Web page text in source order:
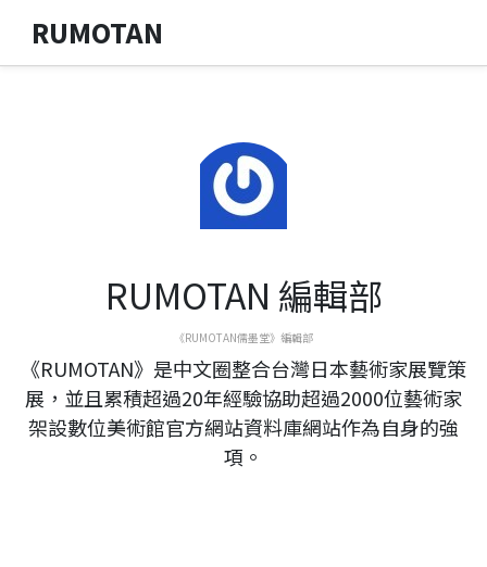
RUMOTAN
RUMOTAN 編輯部
《RUMOTAN儒墨堂》編輯部
《RUMOTAN》是中文圈整合台灣日本藝術家展覽策
展，並且累積超過20年經驗協助超過2000位藝術家
架設數位美術館官方網站資料庫網站作為自身的強
項。